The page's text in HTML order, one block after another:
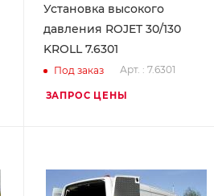
Установка высокого
давления ROJET 30/130
KROLL 7.6301
Под заказ Арт. : 7.6301
ЗАПРОС ЦЕНЫ